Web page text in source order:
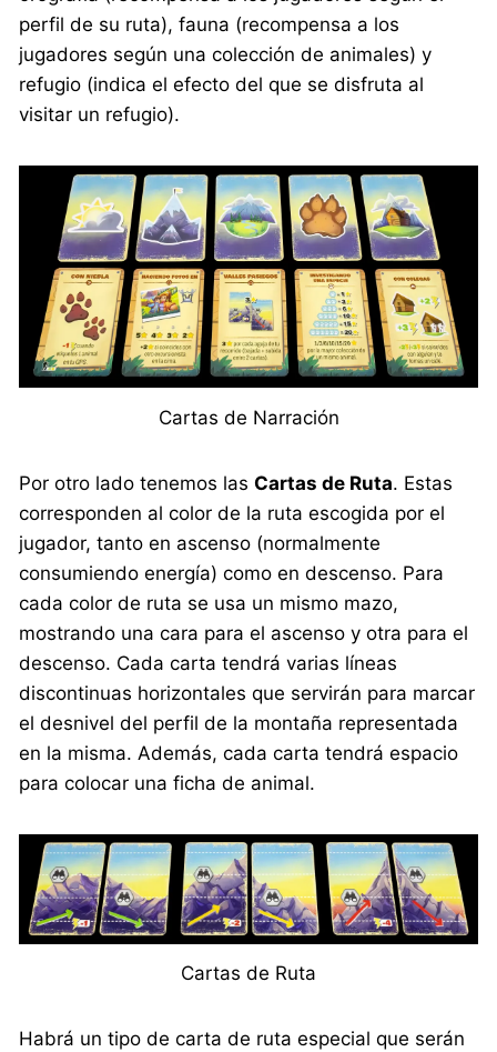
perfil de su ruta), fauna (recompensa a los
jugadores según una colección de animales) y
refugio (indica el efecto del que se disfruta al
visitar un refugio).
Cartas de Narración
Por otro lado tenemos lasCartas de Ruta. Estas
corresponden al color de la ruta escogida por el
jugador, tanto en ascenso (normalmente
consumiendo energía) como en descenso. Para
cada color de ruta se usa un mismo mazo,
mostrando una cara para el ascenso y otra para el
descenso. Cada carta tendrá varias líneas
discontinuas horizontales que servirán para marcar
el desnivel del perfil de la montaña representada
en la misma. Además, cada carta tendrá espacio
para colocar una ficha de animal.
Cartas de Ruta
Habrá un tipo de carta de ruta especial que serán